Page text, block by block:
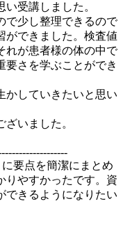
受講しました。
で少し整理できるので
ができました。検査値
れが患者様の体の中で
要さを学ぶことができ
かしていきたいと思い
いました。
要点を簡潔にまとめ
りやすかったです。資
できるようになりたい